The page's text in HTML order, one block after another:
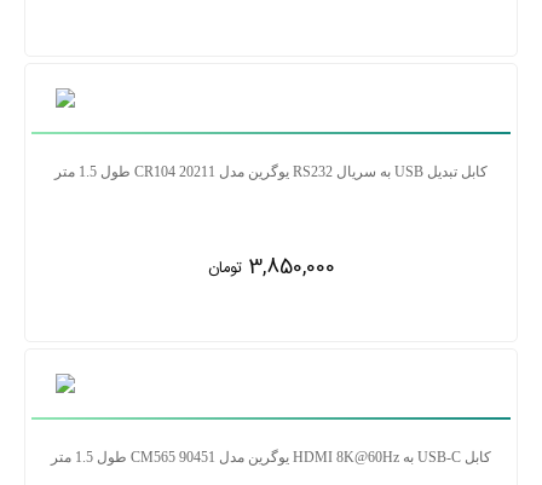
کابل تبدیل USB به سریال RS232 یوگرین مدل CR104 20211 طول 1.5 متر
3,850,000 تومان
کابل USB-C به HDMI 8K@60Hz یوگرین مدل CM565 90451 طول 1.5 متر